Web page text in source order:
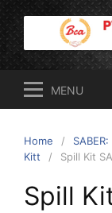
Skip
to
content
MENU
Home
Kitt
Spill Kit
Spill